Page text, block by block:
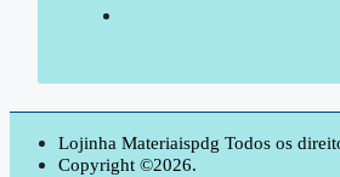
Lojinha Materiaispdg Todos os
Copyright ©2026.